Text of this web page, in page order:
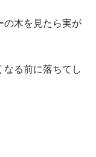
木を見たら実が
なる前に落ちてし